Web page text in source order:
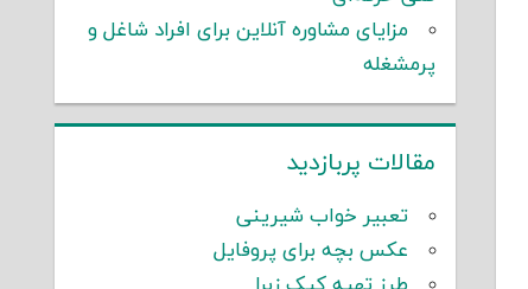
مزایای مشاوره آنلاین برای افراد شاغل و
پرمشغله
مقالات پربازدید
تعبیر خواب شیرینی
عکس بچه برای پروفایل